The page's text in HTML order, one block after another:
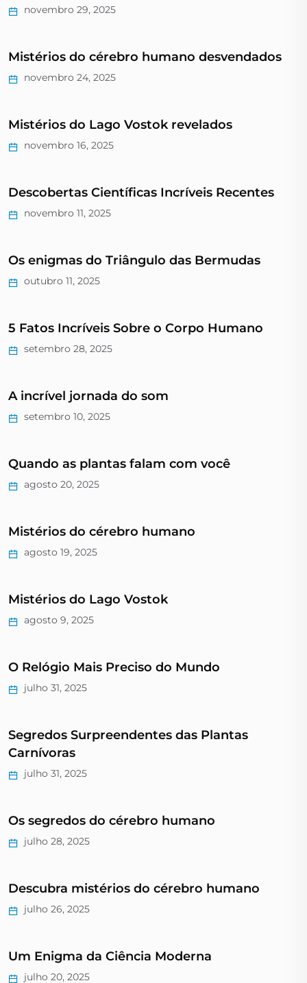
novembro 29, 2025
Mistérios do cérebro humano desvendados
novembro 24, 2025
Mistérios do Lago Vostok revelados
novembro 16, 2025
Descobertas Científicas Incríveis Recentes
novembro 11, 2025
Os enigmas do Triângulo das Bermudas
outubro 11, 2025
5 Fatos Incríveis Sobre o Corpo Humano
setembro 28, 2025
A incrível jornada do som
setembro 10, 2025
Quando as plantas falam com você
agosto 20, 2025
Mistérios do cérebro humano
agosto 19, 2025
Mistérios do Lago Vostok
agosto 9, 2025
O Relógio Mais Preciso do Mundo
julho 31, 2025
Segredos Surpreendentes das Plantas
Carnívoras
julho 31, 2025
Os segredos do cérebro humano
julho 28, 2025
Descubra mistérios do cérebro humano
julho 26, 2025
Um Enigma da Ciência Moderna
julho 20, 2025